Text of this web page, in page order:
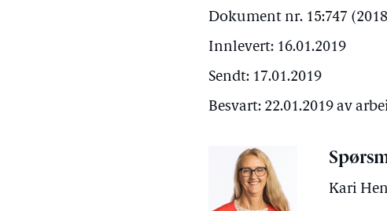
Dokument nr. 15:747
Innlevert: 16.01.2019
Sendt: 17.01.2019
Besvart: 22.01.2019 av
Kari